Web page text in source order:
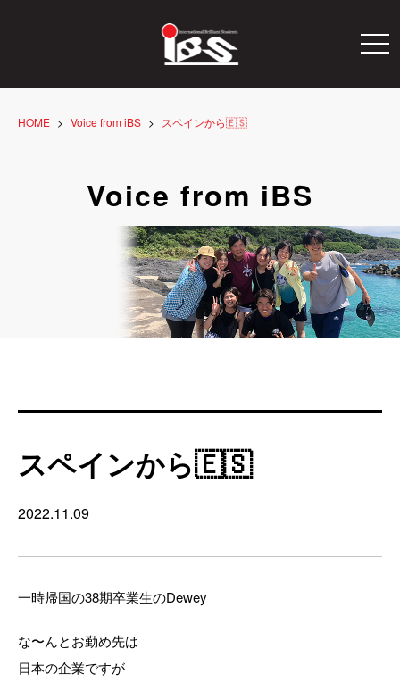
HOME Voice from iBS スペインから🇪🇸
Voice from iBS
スペインから🇪🇸
2022.11.09
一時帰国の38期卒業生のDewey
な〜んとお勤め先は
日本の企業ですが